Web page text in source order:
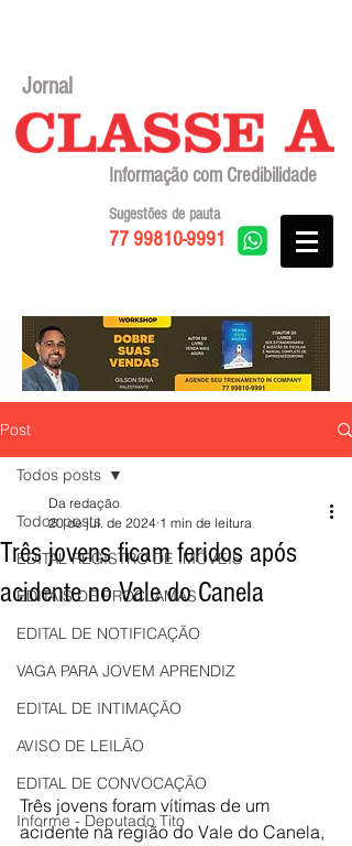
Jornal
Informação com Credibilidade
77 99810-9991
Sugestões de pauta
Post
Todos posts
EDITAL REGISTRO DE IMÓVEIS
EDITAIS DE PROCLAMAS
EDITAL DE NOTIFICAÇÃO
VAGA PARA JOVEM APRENDIZ
EDITAL DE INTIMAÇÃO
AVISO DE LEILÃO
EDITAL DE CONVOCAÇÃO
Informe - Deputado Tito
Todos posts
Três jovens ficam feridos após
acidente no Vale do Canela
Da redação
20 de jul. de 2024 1 min de leitura
Três jovens foram vítimas de um
acidente na região do Vale do Canela,